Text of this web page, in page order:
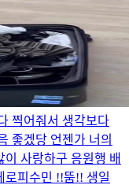
찍어줘서 생각보다
좋겠당 언젠가 너의
사랑하구 응원행 배
로피수민 !!뚬!! 생일